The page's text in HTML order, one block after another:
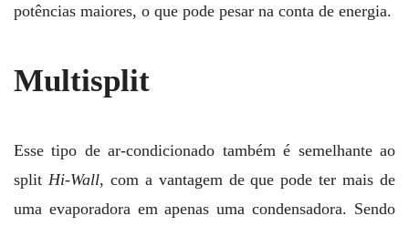
potências maiores, o que pode pesar na conta de energia.
Multisplit
Esse tipo de ar-condicionado também é semelhante ao
split Hi-Wall, com a vantagem de que pode ter mais de
uma evaporadora em apenas uma condensadora. Sendo